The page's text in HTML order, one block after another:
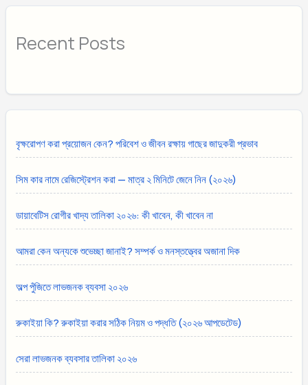
Recent Posts
বৃক্ষরোপণ করা প্রয়োজন কেন? পরিবেশ ও জীবন রক্ষায় গাছের জাদুকরী প্রভাব
সিম কার নামে রেজিস্ট্রেশন করা — মাত্র ২ মিনিটে জেনে নিন (২০২৬)
ডায়াবেটিস রোগীর খাদ্য তালিকা ২০২৬: কী খাবেন, কী খাবেন না
আমরা কেন অন্যকে শুভেচ্ছা জানাই? সম্পর্ক ও মনস্তত্ত্বের অজানা দিক
অল্প পুঁজিতে লাভজনক ব্যবসা ২০২৬
রুকাইয়া কি? রুকাইয়া করার সঠিক নিয়ম ও পদ্ধতি (২০২৬ আপডেটেড)
সেরা লাভজনক ব্যবসার তালিকা ২০২৬